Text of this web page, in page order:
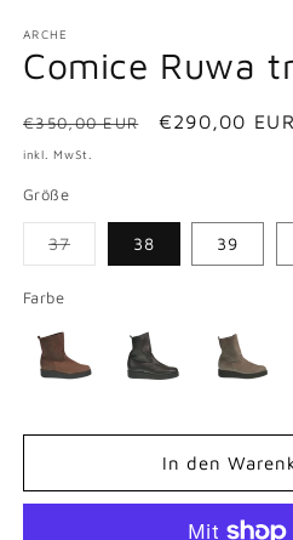
ARCHE
Comice Ruwa
Normaler
Preis
€350,00 EUR Verkaufspreis
€290,00 EUR
inkl. MwSt.
Größe
37
oder
nicht
verfügbar
38 39
Farbe
In den